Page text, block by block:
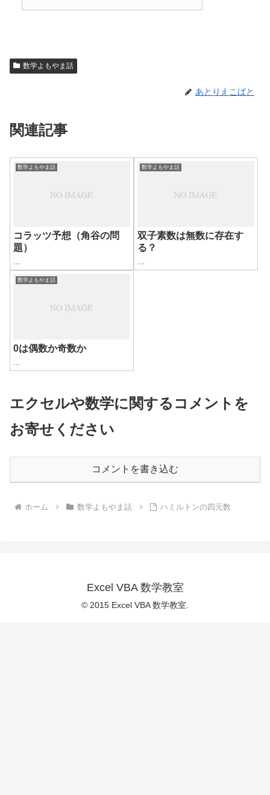
数学よもやま話
あとりえこばと
関連記事
数学よもやま話
コラッツ予想（角谷の問
題）
数学よもやま話
双子素数は無数に存在す
る？
数学よもやま話
0は偶数か奇数か
エクセルや数学に関するコメントを
お寄せください
コメントを書き込む
ホーム 数学よもやま話 ハミルトンの四元数
Excel VBA 数学教室
© 2015 Excel VBA 数学教室.